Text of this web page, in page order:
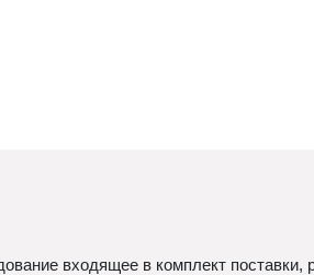
входящее в комплект поставки,